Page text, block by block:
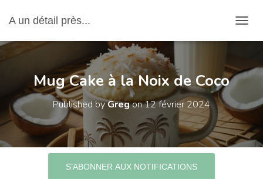
A un détail près...
Mug Cake à la Noix de Coco
Published byGregon12 février 2024
S’ABONNER AUX NOTIFICATIONS